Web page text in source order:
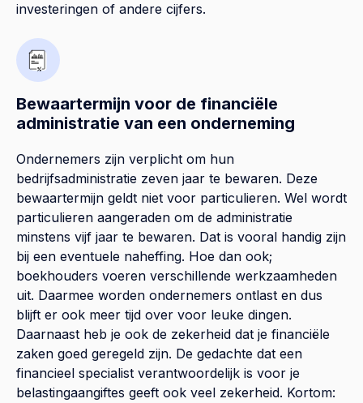
investeringen of andere cijfers.
Bewaartermijn voor de financiële
administratie van een onderneming
Ondernemers zijn verplicht om hun
bedrijfsadministratie zeven jaar te bewaren. Deze
bewaartermijn geldt niet voor particulieren. Wel wordt
particulieren aangeraden om de administratie
minstens vijf jaar te bewaren. Dat is vooral handig zijn
bij een eventuele naheffing. Hoe dan ook;
boekhouders voeren verschillende werkzaamheden
uit. Daarmee worden ondernemers ontlast en dus
blijft er ook meer tijd over voor leuke dingen.
Daarnaast heb je ook de zekerheid dat je financiële
zaken goed geregeld zijn. De gedachte dat een
financieel specialist verantwoordelijk is voor je
belastingaangiftes geeft ook veel zekerheid. Kortom: